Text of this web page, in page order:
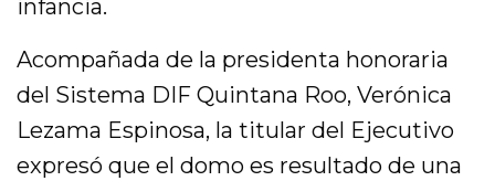
infancia.
Acompañada de la presidenta honoraria
del Sistema DIF Quintana Roo, Verónica
Lezama Espinosa, la titular del Ejecutivo
expresó que el domo es resultado de una